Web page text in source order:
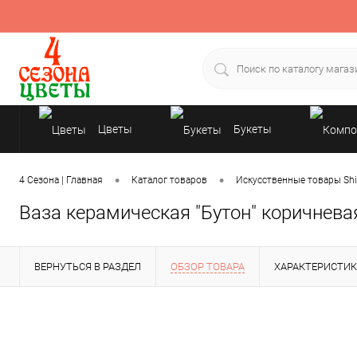
Цветы Букеты
Подарки
4 Сезона | Главная • Каталог товаров • Искусственные товары
Ваза керамическая "Бутон"
ВЕРНУТЬСЯ В РАЗДЕЛ ОБЗОР ТОВАРА